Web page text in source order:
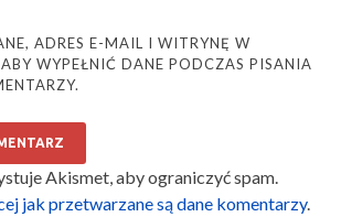
ADRES E-MAIL I WITRYNĘ W
WYPEŁNIĆ DANE PODCZAS PISANIA
Akismet, aby ograniczyć spam.
jak przetwarzane są dane komentarzy.